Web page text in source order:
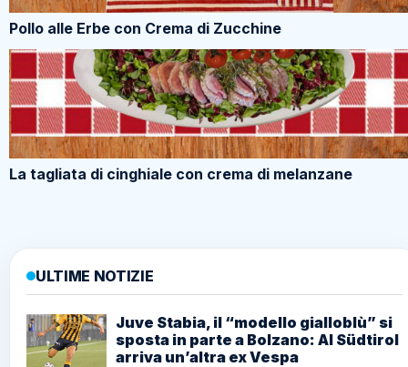
Pollo alle Erbe con Crema di Zucchine
La tagliata di cinghiale con crema di melanzane
ULTIME NOTIZIE
Juve Stabia, il “modello gialloblù” si
sposta in parte a Bolzano: Al Südtirol
arriva un’altra ex Vespa